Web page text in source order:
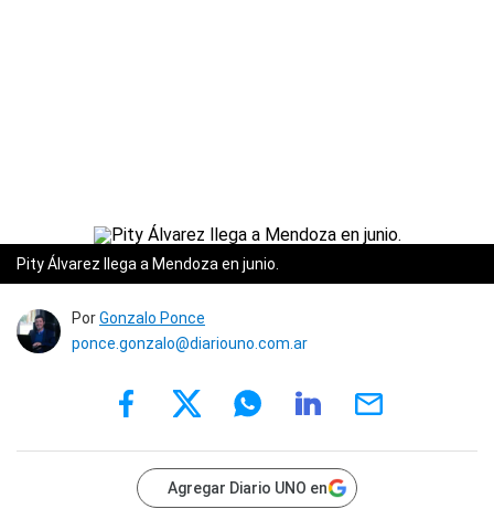
Pity Álvarez llega a Mendoza en junio.
PorGonzalo Ponce
ponce.gonzalo@diariouno.com.ar
Agregar Diario UNO en